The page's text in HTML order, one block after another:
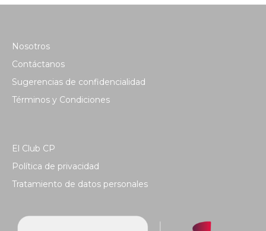
Nosotros
Contáctanos
Sugerencias de confidencialidad
Términos y Condiciones
El Club CP
Política de privacidad
Tratamiento de datos personales